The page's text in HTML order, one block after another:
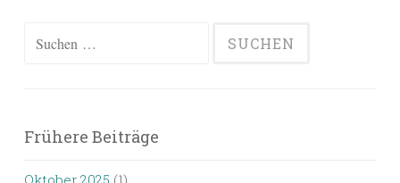
Suchen
Frühere Beiträge
Oktober 2025 (1)